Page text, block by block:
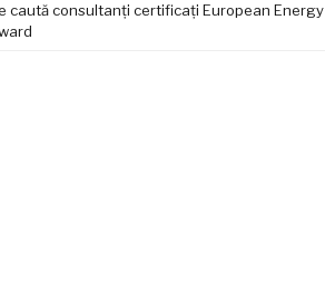
caută consultanți certificați European Energy